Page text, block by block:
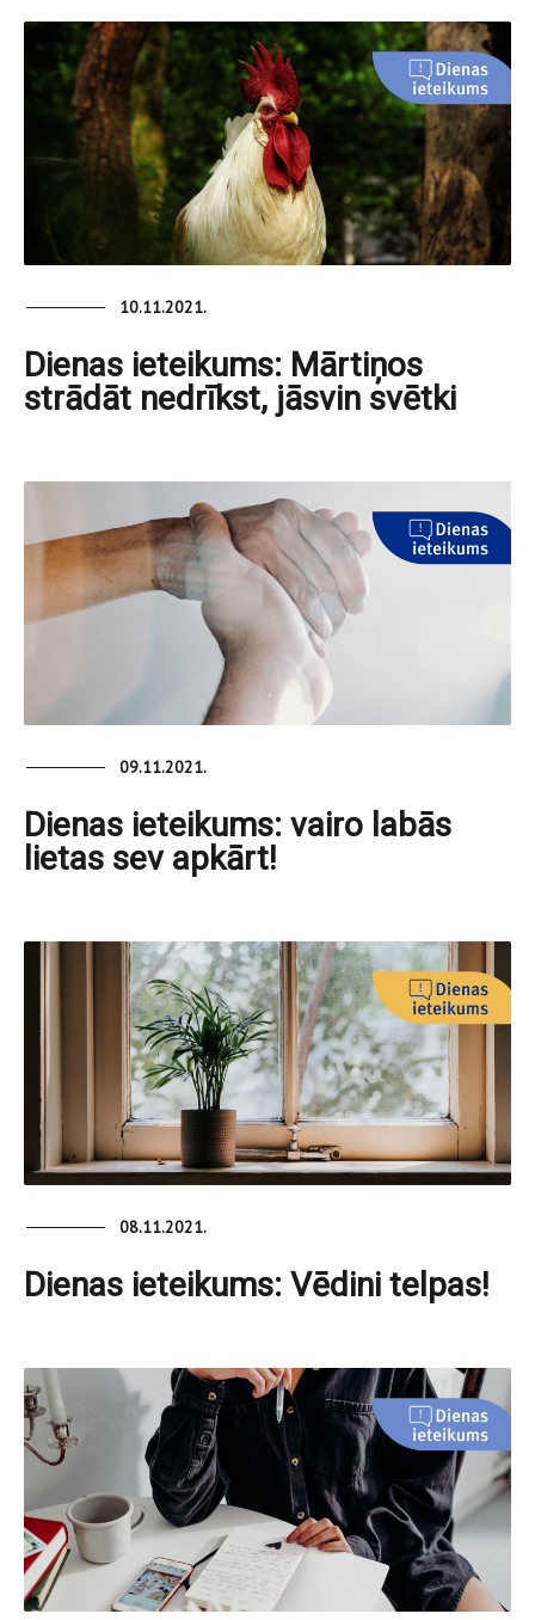
10.11.2021.
Dienas ieteikums: Mārtiņos
strādāt nedrīkst, jāsvin svētki
09.11.2021.
Dienas ieteikums: vairo labās
lietas sev apkārt!
08.11.2021.
Dienas ieteikums: Vēdini telpas!